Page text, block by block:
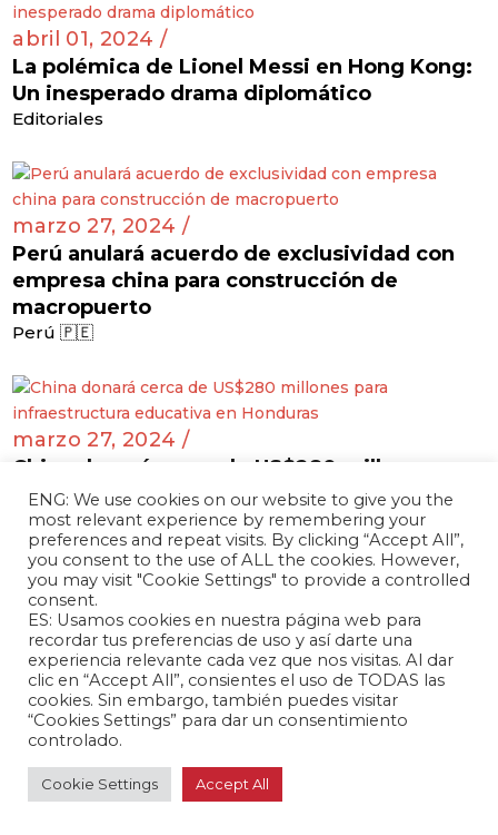
abril 01, 2024 /
La polémica de Lionel Messi en Hong Kong:
Un inesperado drama diplomático
Editoriales
marzo 27, 2024 /
Perú anulará acuerdo de exclusividad con
empresa china para construcción de
macropuerto
Perú 🇵🇪
marzo 27, 2024 /
China donará cerca de US$280 millones para
infraestructura educativa en Honduras
Honduras 🇭🇳
marzo 27, 2024 /
BYD y Raízen colaboran en la construcción
de nueve plantas fotovoltaicas en Brasil
Brasil 🇧🇷
ENG: We use cookies on our website to give you the
most relevant experience by remembering your
preferences and repeat visits. By clicking “Accept All”,
you consent to the use of ALL the cookies. However,
you may visit "Cookie Settings" to provide a controlled
consent.
ES: Usamos cookies en nuestra página web para
recordar tus preferencias de uso y así darte una
experiencia relevante cada vez que nos visitas. Al dar
clic en “Accept All”, consientes el uso de TODAS las
cookies. Sin embargo, también puedes visitar
“Cookies Settings” para dar un consentimiento
controlado.
Cookie Settings Accept All